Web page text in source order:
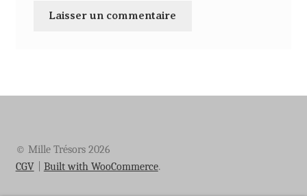
© Mille Trésors 2026
CGV
Built with WooCommerce.